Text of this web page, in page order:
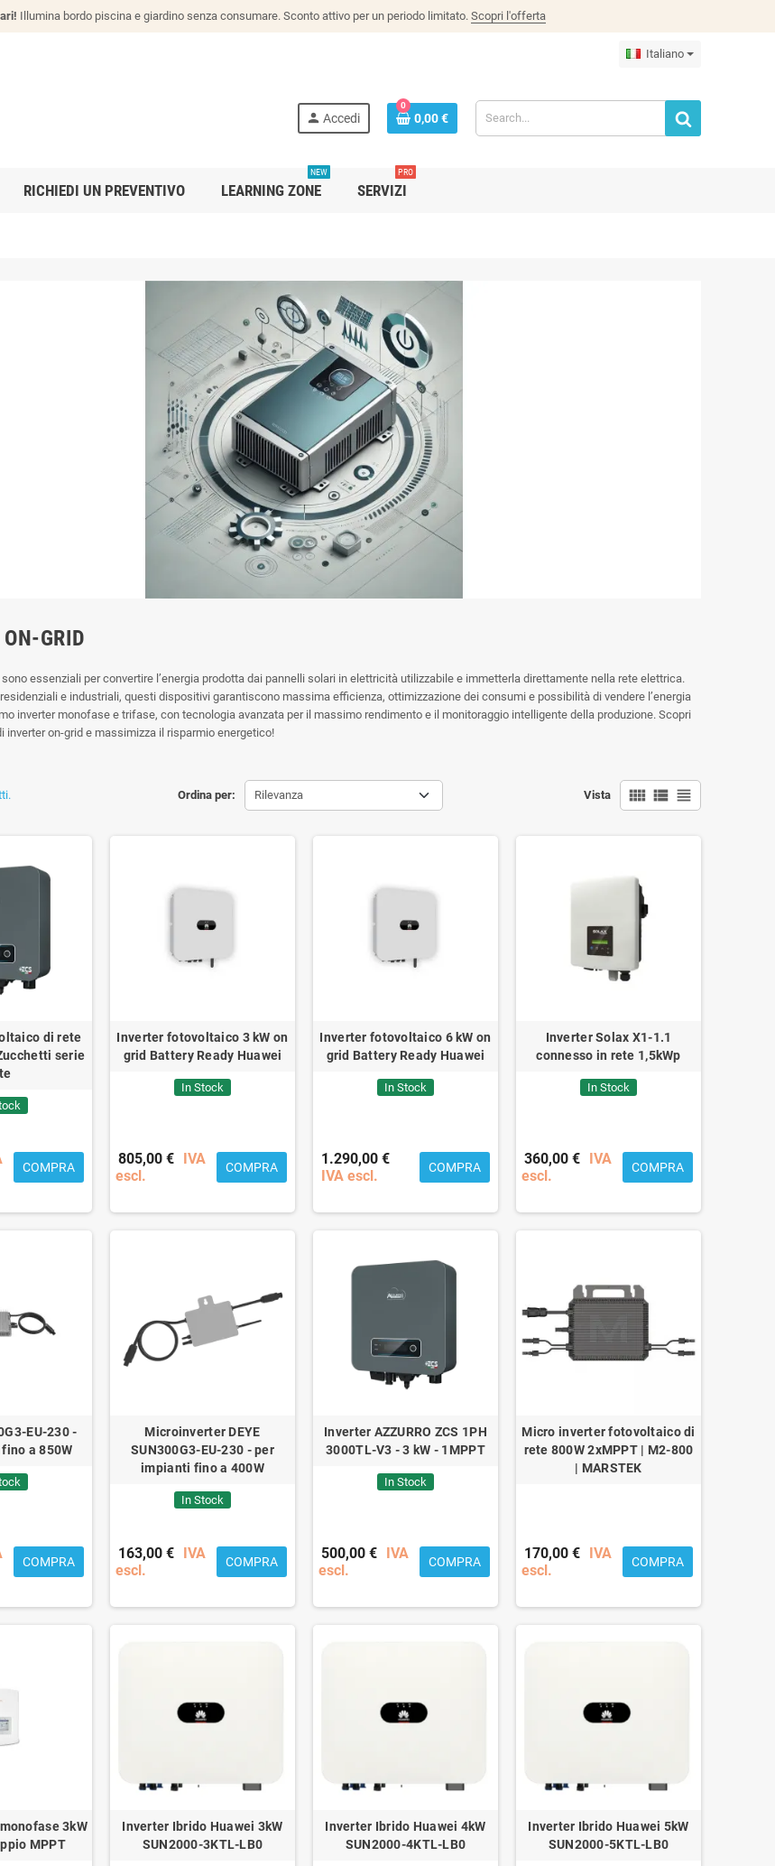
Illumina bordo piscina e giardino senza consumare. Sconto attivo per un periodo limitato. Scopri l'offerta
Italiano
person Accedi
0
0,00 €
RICHIEDI UN PREVENTIVO LEARNING ZONE
NEW
SERVIZI
PRO
GRID
essenziali per convertire l’energia prodotta dai pannelli solari in elettricità utilizzabile e immetterla direttamente nella rete elettrica.
e industriali, questi dispositivi garantiscono massima efficienza, ottimizzazione dei consumi e possibilità di vendere l’energia
inverter monofase e trifase, con tecnologia avanzata per il massimo rendimento e il monitoraggio intelligente della produzione. Scopri
inverter on-grid e massimizza il risparmio energetico!
Ordina per: Rilevanza Vista view_comfy view_list view_headline
di rete
serie
COMPRA
Inverter fotovoltaico 3 kW on
grid Battery Ready Huawei
In Stock
805,00 €
IVA
escl.
COMPRA
Inverter fotovoltaico 6 kW on
grid Battery Ready Huawei
In Stock
1.290,00 €
IVA escl.
COMPRA
Inverter Solax X1-1.1
connesso in rete 1,5kWp
In Stock
360,00 €
IVA
escl.
COMPRA
EU-230 -
a 850W
COMPRA
Microinverter DEYE
SUN300G3-EU-230 - per
impianti fino a 400W
In Stock
163,00 €
IVA
escl.
COMPRA
Inverter AZZURRO ZCS 1PH
3000TL-V3 - 3 kW - 1MPPT
In Stock
500,00 €
IVA
escl.
COMPRA
Micro inverter fotovoltaico di
rete 800W 2xMPPT | M2-800
| MARSTEK
170,00 €
IVA
escl.
COMPRA
3kW
MPPT
Inverter Ibrido Huawei 3kW
SUN2000-3KTL-LB0
Inverter Ibrido Huawei 4kW
SUN2000-4KTL-LB0
Inverter Ibrido Huawei 5kW
SUN2000-5KTL-LB0